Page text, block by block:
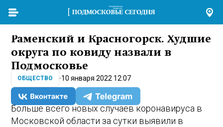
Раменский и Красногорск. Худшие
округа по ковиду назвали в
Подмосковье
ОБЩЕСТВО 10 января 2022 12:07
Больше всего новых случаев коронавируса в
Московской области за сутки выявили в